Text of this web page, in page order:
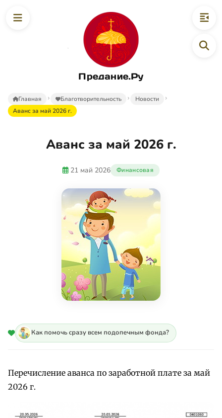
Предание.Ру
Главная Благотворительность
Новости
Аванс за май 2026 г.
Аванс за май 2026 г.
21 май 2026 Финансовая
Как помочь сразу всем подопечным фонда?
Перечисление аванса по заработной плате за май
2026 г.